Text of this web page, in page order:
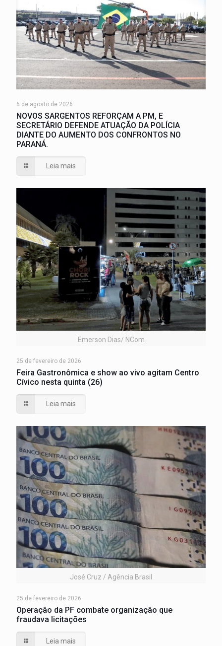
6 de agosto de 2026
NOVOS SARGENTOS REFORÇAM A PM, E
SECRETÁRIO DEFENDE ATUAÇÃO DA POLÍCIA
DIANTE DO AUMENTO DOS CONFRONTOS NO
PARANÁ.
Leia mais
Emerson Dias/ NCom
25 de fevereiro de 2026
Feira Gastronômica e show ao vivo agitam Centro
Cívico nesta quinta (26)
Leia mais
José Cruz / Agência Brasil
25 de fevereiro de 2026
Operação da PF combate organização que
fraudava licitações
Leia mais